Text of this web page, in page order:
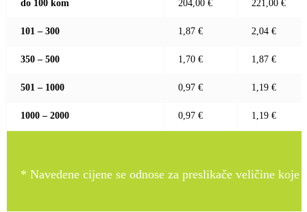
do 100 kom 204,00 € 221,00 €
101 – 300 1,87 € 2,04 €
350 – 500 1,70 € 1,87 €
501 – 1000 0,97 € 1,19 €
1000 – 2000 0,97 € 1,19 €
* Navedene cijene se odnose za preslikače veličine